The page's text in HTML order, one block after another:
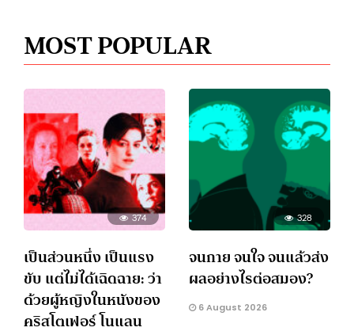
MOST POPULAR
374
เป็นส่วนหนึ่ง เป็นแรง
ขับ แต่ไม่ได้เฉิดฉาย: ว่า
ด้วยผู้หญิงในหนังของ
คริสโตเฟอร์ โนแลน
328
จนกาย จนใจ จนแล้วส่ง
ผลอย่างไรต่อสมอง?
6 August 2026